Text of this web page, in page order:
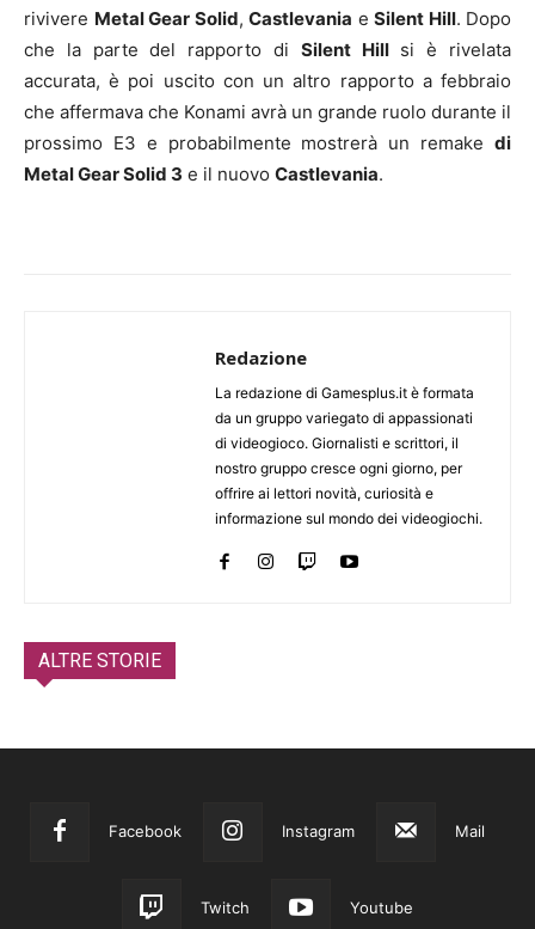
rivivere Metal Gear Solid, Castlevania e Silent Hill. Dopo
che la parte del rapporto di Silent Hillsi è rivelata
accurata, è poi uscito con un altro rapporto a febbraio
che affermava che Konami avrà un grande ruolo durante il
prossimo E3 e probabilmente mostrerà un remake di
Metal Gear Solid 3 e il nuovo Castlevania.
Redazione
La redazione di Gamesplus.it è formata
da un gruppo variegato di appassionati
di videogioco. Giornalisti e scrittori, il
nostro gruppo cresce ogni giorno, per
offrire ai lettori novità, curiosità e
informazione sul mondo dei videogiochi.
ALTRE STORIE
Facebook Instagram Mail
Twitch Youtube